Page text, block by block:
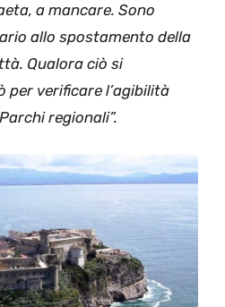
a mancare. Sono
allo spostamento della
Qualora ciò si
per verificare l’agibilità
regionali”.